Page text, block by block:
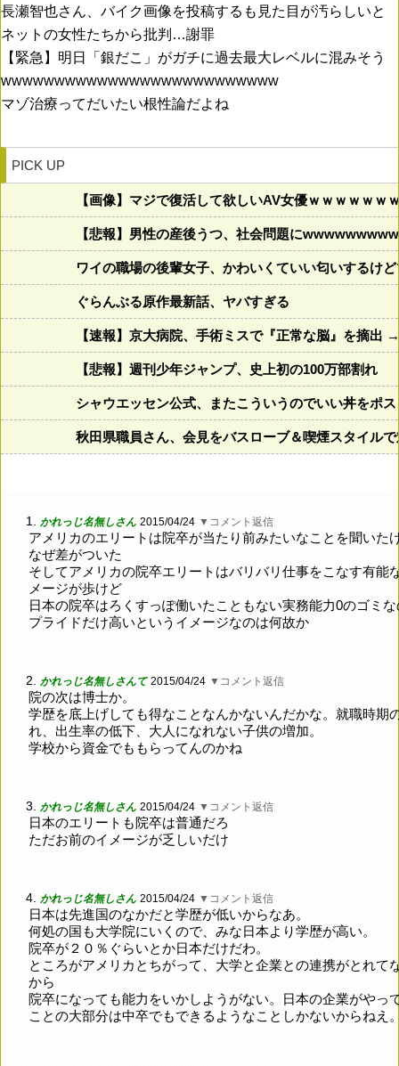
長瀬智也さん、バイク画像を投稿するも見た目が汚らしいと
ネットの女性たちから批判…謝罪
【緊急】明日「銀だこ」がガチに過去最大レベルに混みそう
wwwwwwwwwwwwwwwwwwwwwwwwww
マゾ治療ってだいたい根性論だよね
PICK UP
【画像】マジで復活して欲しいAV女優ｗｗｗｗｗｗ
【悲報】男性の産後うつ、社会問題に
ワイの職場の後輩女子、かわいくていい匂いするけ
ぐらんぶる原作最新話、ヤバすぎる
【速報】京大病院、手術ミスで『正常な脳』を摘出
【悲報】週刊少年ジャンプ、史上初の100万部割れ
シャウエッセン公式、またこういうのでいい丼をポス
秋田県職員さん、会見をバスローブ＆喫煙スタイル
1. かれっじ名無しさん 2015/04/24 ▼コメント返信
アメリカのエリートは院卒が当たり前みたいなことを聞いた
なぜ差がついた
そしてアメリカの院卒エリートはバリバリ仕事をこなす有能
メージが歩けど
日本の院卒はろくすっぽ働いたこともない実務能力0のゴミ
プライドだけ高いというイメージなのは何故か
2. かれっじ名無しさんて 2015/04/24 ▼コメント返信
院の次は博士か。
学歴を底上げしても得なことなんかないんだかな。就職時期
れ、出生率の低下、大人になれない子供の増加。
学校から資金でももらってんのかね
3. かれっじ名無しさん 2015/04/24 ▼コメント返信
日本のエリートも院卒は普通だろ
ただお前のイメージが乏しいだけ
4. かれっじ名無しさん 2015/04/24 ▼コメント返信
日本は先進国のなかだと学歴が低いからなあ。
何処の国も大学院にいくので、みな日本より学歴が高い。
院卒が２０％ぐらいとか日本だけだわ。
ところがアメリカとちがって、大学と企業との連携がとれて
から
院卒になっても能力をいかしようがない。日本の企業がやっ
ことの大部分は中卒でもできるようなことしかないからねえ